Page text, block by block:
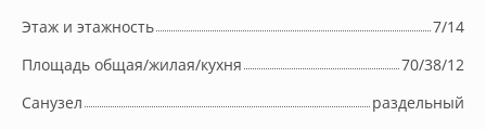
Этаж и этажность
7/14
Площадь общая/жилая/кухня
70/38/12
Cанузел
раздельный